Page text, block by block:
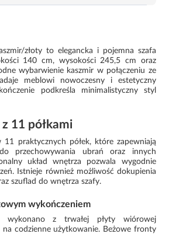
złoty to elegancka i pojemna szafa
140 cm, wysokości 245,5 cm oraz
wybarwienie kaszmir w połączeniu ze
meblowi nowoczesny i estetyczny
podkreśla minimalistyczny styl
11 półkami
praktycznych półek, które zapewniają
przechowywania ubrań oraz innych
układ wnętrza pozwala wygodnie
Istnieje również możliwość dokupienia
szuflad do wnętrza szafy.
wykończeniem
wykonano z trwałej płyty wiórowej
na codzienne użytkowanie. Beżowe fronty